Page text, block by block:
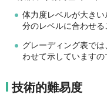
体力度レベルが大き
分のレベルに合わせる
グレーディング表で
わせて示していますの
技術的難易度